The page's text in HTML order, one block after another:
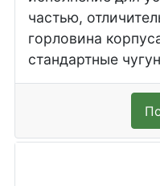
частью,
горловина
стандартные